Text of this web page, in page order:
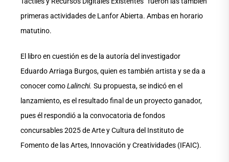
primeras actividades de Lanfor Abierta. Ambas en horario
matutino.
El libro en cuestión es de la autoría del investigador
Eduardo Arriaga Burgos, quien es también artista y se da a
conocer comoLalinchi. Su propuesta, se indicó en el
lanzamiento, es el resultado final de un proyecto ganador,
pues él respondió a la convocatoria de fondos
concursables 2025 de Arte y Cultura del Instituto de
Fomento de las Artes, Innovación y Creatividades (IFAIC).